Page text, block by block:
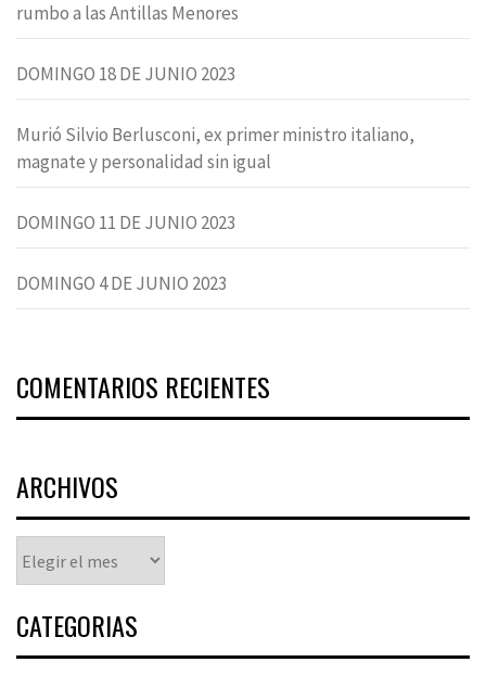
rumbo a las Antillas Menores
DOMINGO 18 DE JUNIO 2023
Murió Silvio Berlusconi, ex primer ministro italiano,
magnate y personalidad sin igual
DOMINGO 11 DE JUNIO 2023
DOMINGO 4 DE JUNIO 2023
COMENTARIOS RECIENTES
ARCHIVOS
CATEGORIAS